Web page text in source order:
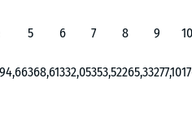
5 6 7 8 9
10
368,61332,05353,52265,33277,10